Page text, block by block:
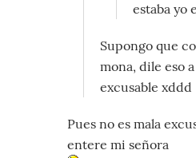
estaba yo
Supongo que
mona, dile eso
excusable xddd
Pues no es mala
entere mi señora